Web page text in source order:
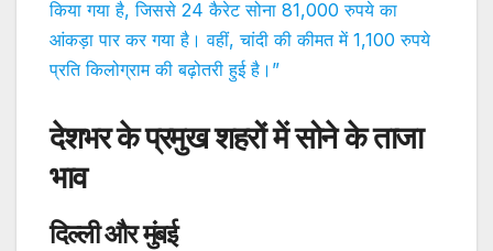
किया गया है, जिससे 24 कैरेट सोना 81,000 रुपये का
आंकड़ा पार कर गया है। वहीं, चांदी की कीमत में 1,100 रुपये
प्रति किलोग्राम की बढ़ोतरी हुई है।”
देशभर के प्रमुख शहरों में सोने के ताजा
भाव
दिल्ली और मुंबई